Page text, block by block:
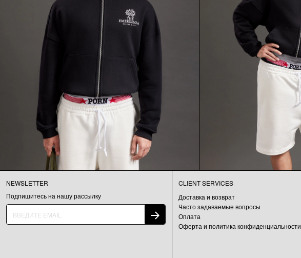
NEWSLETTER
Подпишитесь на нашу рассылку
CLIENT SERVICES
Доставка и возврат
Часто задаваемые вопросы
Оплата
Оферта и политика конфиденциальности